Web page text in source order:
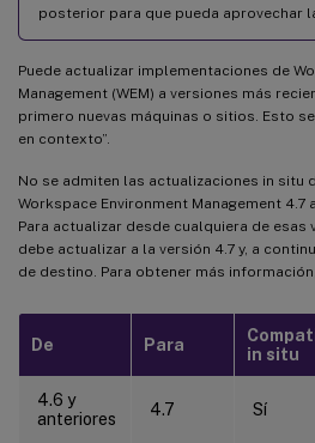
posterior para que pueda aprovechar
Puede actualizar implementaciones de
Management (WEM) a versiones más
primero nuevas máquinas o sitios. Esto
en contexto”.
No se admiten las actualizaciones in situ
Workspace Environment Management
Para actualizar desde cualquiera de
debe actualizar a la versión 4.7 y, a
de destino. Para obtener más
De Para
in situ
4.6 y
anteriores
4.7 Sí